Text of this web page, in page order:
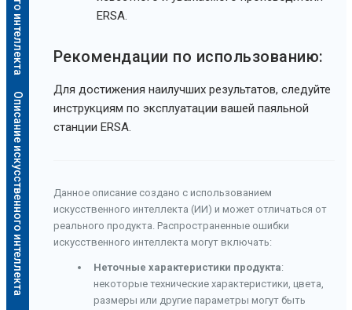
Описание искусственного интеллекта
ERSA.
Рекомендации по использованию:
Для достижения наилучших результатов, следуйте
инструкциям по эксплуатации вашей паяльной
станции ERSA.
Данное описание создано с использованием
искусственного интеллекта (ИИ) и может отличаться от
реального продукта. Распространенные ошибки
искусственного интеллекта могут включать:
Неточные характеристики продукта:
некоторые технические характеристики, цвета,
размеры или другие параметры могут быть